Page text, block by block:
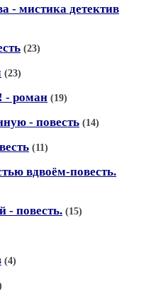
- мистика детектив
(23)
(23)
- роман (19)
- повесть (14)
(11)
вдвоём-повесть.
- повесть. (15)
(4)